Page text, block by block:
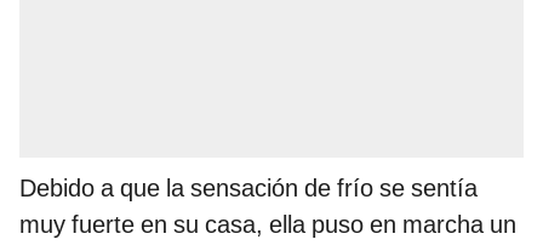
Debido a que la sensación de frío se sentía
muy fuerte en su casa, ella puso en marcha un